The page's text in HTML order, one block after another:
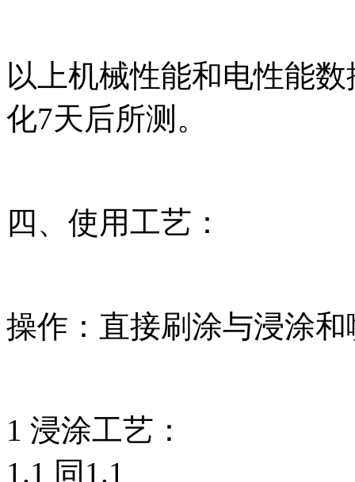
以上机械性能和电性能
化7天后所测。
四、使用工艺：
操作：直接刷涂与浸涂和
1 浸涂工艺：
1.1 同 1.1